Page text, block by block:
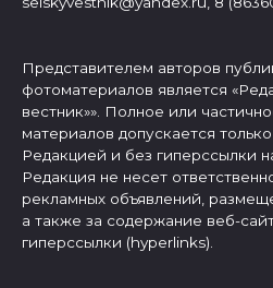
Представителем авторов
фотоматериалов является
вестник»». Полное или
материалов допускается
Редакцией и без гиперссылки
Редакция не несет
рекламных объявлений,
а также за содержание веб-
гиперссылки (hyperlinks).